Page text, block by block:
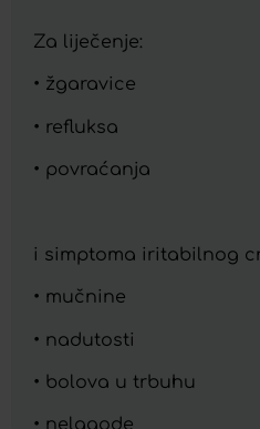
Za liječenje:
• žgaravice
• refluksa
• povraćanja
i simptoma iritabilnog
• mučnine
• nadutosti
• bolova u trbuhu